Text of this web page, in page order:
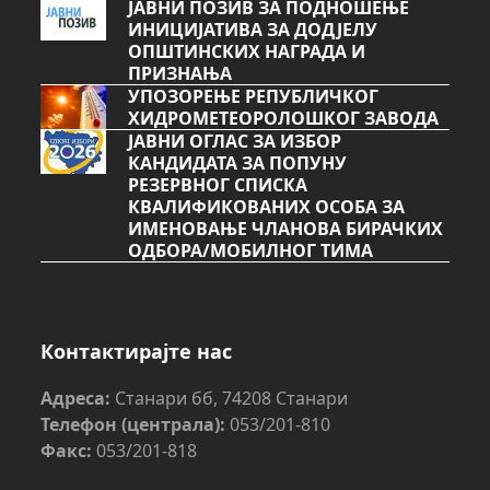
ЈАВНИ ПОЗИВ ЗА ПОДНОШЕЊЕ
ИНИЦИЈАТИВА ЗА ДОДЈЕЛУ
ОПШТИНСКИХ НАГРАДА И
ПРИЗНАЊА
УПОЗОРЕЊЕ РЕПУБЛИЧКОГ
ХИДРОМЕТЕОРОЛОШКОГ ЗАВОДА
ЈАВНИ ОГЛАС ЗА ИЗБОР
КАНДИДАТА ЗА ПОПУНУ
РЕЗЕРВНОГ СПИСКА
КВАЛИФИКОВАНИХ ОСОБА ЗА
ИМЕНОВАЊЕ ЧЛАНОВА БИРАЧКИХ
ОДБОРА/МОБИЛНОГ ТИМА
Контактирајте нас
Адреса: Станари бб, 74208 Станари
Телефон (централа): 053/201-810
Факс: 053/201-818